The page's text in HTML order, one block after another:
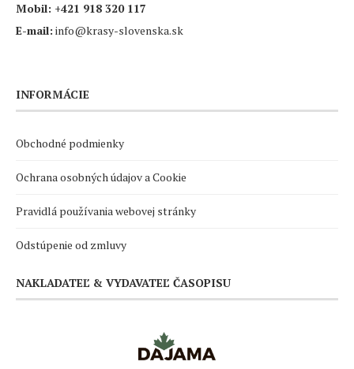
Mobil: +421 918 320 117
E-mail: info@krasy-slovenska.sk
INFORMÁCIE
Obchodné podmienky
Ochrana osobných údajov a Cookie
Pravidlá používania webovej stránky
Odstúpenie od zmluvy
NAKLADATEĽ & VYDAVATEĽ ČASOPISU